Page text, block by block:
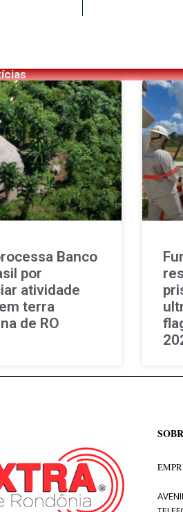
Banco
por
atividade
terra
de RO